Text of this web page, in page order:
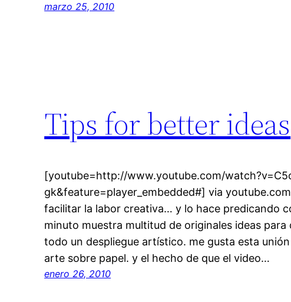
marzo 25, 2010
Tips for better ideas
[youtube=http://www.youtube.com/
gk&feature=player_embedded#] via
facilitar la labor creativa… y lo hace predicando
minuto muestra multitud de originales ideas
todo un despliegue artístico. me gusta esta
arte sobre papel. y el hecho de que el video…
enero 26, 2010